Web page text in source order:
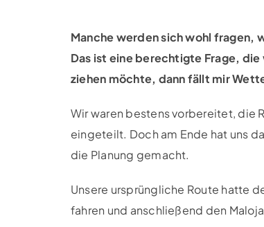
Manche werden sich wohl fragen,
Das ist eine berechtigte Frage, die
ziehen möchte, dann fällt mir
Wir waren bestens vorbereitet, die
eingeteilt. Doch am Ende hat uns
die Planung gemacht.
Unsere ursprüngliche Route hatte
fahren und anschließend den